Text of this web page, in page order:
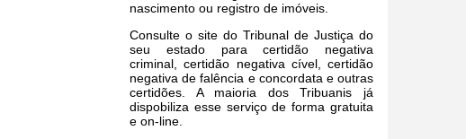
nascimento ou registro de imóveis.
Consulte o site do Tribunal de Justiça do
seu estado para certidão negativa
criminal, certidão negativa cível, certidão
negativa de falência e concordata e outras
certidões. A maioria dos Tribuanis já
dispobiliza esse serviço de forma gratuita
e on-line.